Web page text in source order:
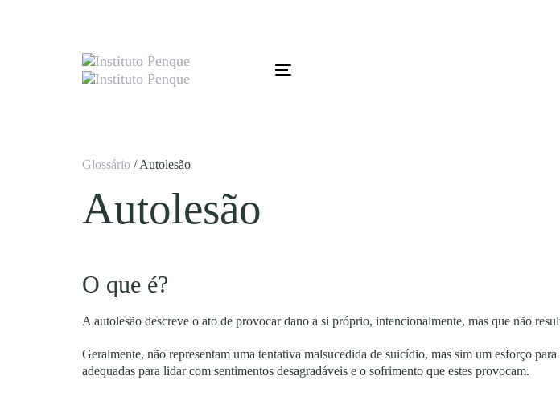
navigation
Toggle
Glossário / Autolesão
Autolesão
O que é?
A autolesão descreve o ato de provocar dano a si próprio, intencionalmente, mas que não
Geralmente, não representam uma tentativa malsucedida de suicídio, mas sim um esforço
adequadas para lidar com sentimentos desagradáveis e o sofrimento que estes provocam.